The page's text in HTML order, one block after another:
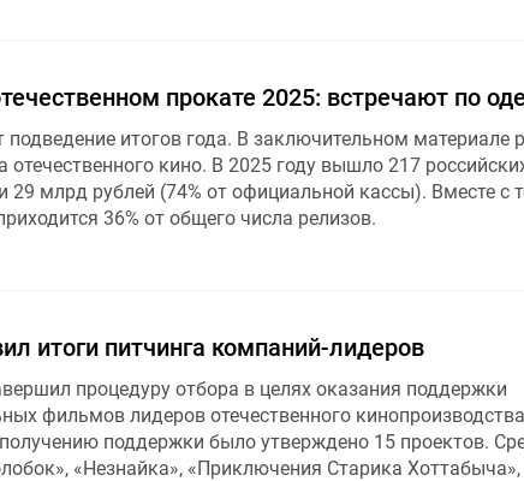
прокате 2025: встречают по
итогов года. В заключительном материале
отечественного кино. В 2025 году вышло 217
29 млрд рублей (74% от официальной кассы). Вместе с
36% от общего числа релизов.
итоги питчинга компаний-лидеров
процедуру отбора в целях оказания поддержки
фильмов лидеров отечественного
поддержки было утверждено 15 проектов.
«Незнайка», «Приключения Старика Хоттабыча»,